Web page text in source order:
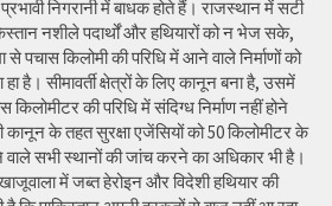
निगरानी में बाधक होते हैं। राजस्थान में सटी
नशीले पदार्थों और हथियारों को न भेज सके,
से पचास किलोमी की परिधि में आने वाले निर्माणों को
हा है। सीमावर्ती क्षेत्रों के लिए कानून बना है, उसमें
किलोमीटर की परिधि में संदिग्ध निर्माण नहीं होने
कानून के तहत सुरक्षा एजेंसियों को 50 किलोमीटर के
सभी स्थानों की जांच करने का अधिकार भी है।
में जब्त हेरोइन और विदेशी हथियार की